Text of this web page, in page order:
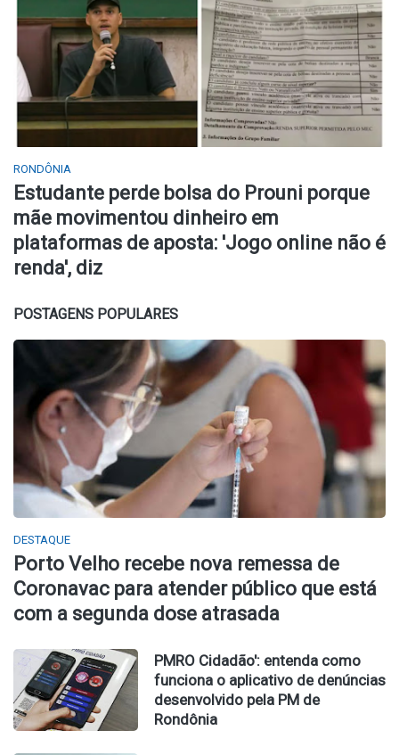
RONDÔNIA
Estudante perde bolsa do Prouni porque
mãe movimentou dinheiro em
plataformas de aposta: 'Jogo online não é
renda', diz
POSTAGENS POPULARES
DESTAQUE
Porto Velho recebe nova remessa de
Coronavac para atender público que está
com a segunda dose atrasada
PMRO Cidadão': entenda como
funciona o aplicativo de denúncias
desenvolvido pela PM de
Rondônia